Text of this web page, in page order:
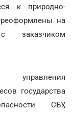
к природно-
на
заказчиком
государства
СБУ,